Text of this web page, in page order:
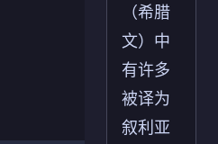
（希腊
文）中
有许多
被译为
叙利亚